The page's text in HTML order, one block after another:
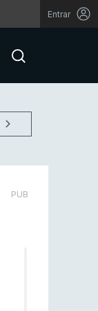
Entrar
PUB